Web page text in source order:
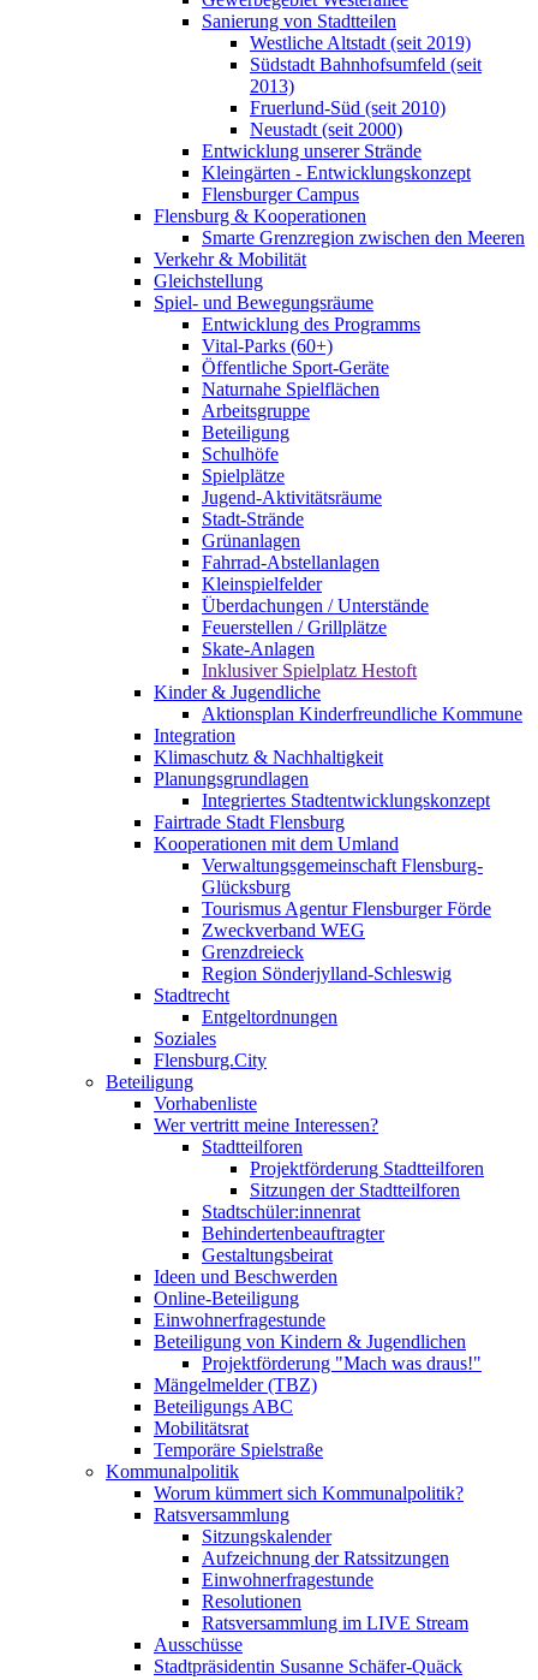
Sanierung von Stadtteilen
Westliche Altstadt (seit 2019)
Südstadt Bahnhofsumfeld (seit
2013)
Fruerlund-Süd (seit 2010)
Neustadt (seit 2000)
Entwicklung unserer Strände
Kleingärten - Entwicklungskonzept
Flensburger Campus
Flensburg & Kooperationen
Smarte Grenzregion zwischen den Meeren
Verkehr & Mobilität
Gleichstellung
Spiel- und Bewegungsräume
Entwicklung des Programms
Vital-Parks (60+)
Öffentliche Sport-Geräte
Naturnahe Spielflächen
Arbeitsgruppe
Beteiligung
Schulhöfe
Spielplätze
Jugend-Aktivitätsräume
Stadt-Strände
Grünanlagen
Fahrrad-Abstellanlagen
Kleinspielfelder
Überdachungen / Unterstände
Feuerstellen / Grillplätze
Skate-Anlagen
Inklusiver Spielplatz Hestoft
Kinder & Jugendliche
Aktionsplan Kinderfreundliche Kommune
Integration
Klimaschutz & Nachhaltigkeit
Planungsgrundlagen
Integriertes Stadtentwicklungskonzept
Fairtrade Stadt Flensburg
Kooperationen mit dem Umland
Verwaltungsgemeinschaft Flensburg-
Glücksburg
Tourismus Agentur Flensburger Förde
Zweckverband WEG
Grenzdreieck
Region Sönderjylland-Schleswig
Stadtrecht
Entgeltordnungen
Soziales
Flensburg.City
Beteiligung
Vorhabenliste
Wer vertritt meine Interessen?
Stadtteilforen
Projektförderung Stadtteilforen
Sitzungen der Stadtteilforen
Stadtschüler:innenrat
Behindertenbeauftragter
Gestaltungsbeirat
Ideen und Beschwerden
Online-Beteiligung
Einwohnerfragestunde
Beteiligung von Kindern & Jugendlichen
Projektförderung "Mach was draus!"
Mängelmelder (TBZ)
Beteiligungs ABC
Mobilitätsrat
Temporäre Spielstraße
Kommunalpolitik
Worum kümmert sich Kommunalpolitik?
Ratsversammlung
Sitzungskalender
Aufzeichnung der Ratssitzungen
Einwohnerfragestunde
Resolutionen
Ratsversammlung im LIVE Stream
Ausschüsse
Stadtpräsidentin Susanne Schäfer-Quäck